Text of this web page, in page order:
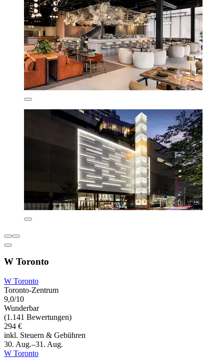
W Toronto
W Toronto
Toronto-Zentrum
9,0/10
Wunderbar
(1.141 Bewertungen)
294 €
inkl. Steuern & Gebühren
30. Aug.–31. Aug.
W Toronto